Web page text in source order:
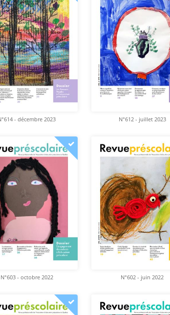
- décembre 2023 N°612 - juillet 2023
N°603 - octobre 2022 N°602 - juin 2022